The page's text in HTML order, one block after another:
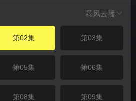
暴风云播
第02集 第03集
第05集 第06集
第08集 第09集